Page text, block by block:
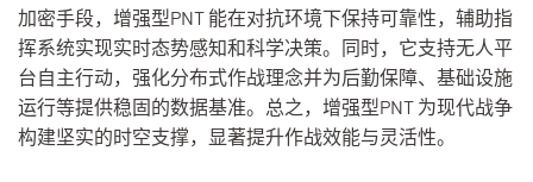
加密手段，增强型PNT 能在对抗环境下保持可靠性，辅助指
挥系统实现实时态势感知和科学决策。同时，它支持无人平
台自主行动，强化分布式作战理念并为后勤保障、基础设施
运行等提供稳固的数据基准。总之，增强型PNT 为现代战争
构建坚实的时空支撑，显著提升作战效能与灵活性。